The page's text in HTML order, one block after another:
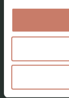
Kam na izlet
Programi za
Kje smo